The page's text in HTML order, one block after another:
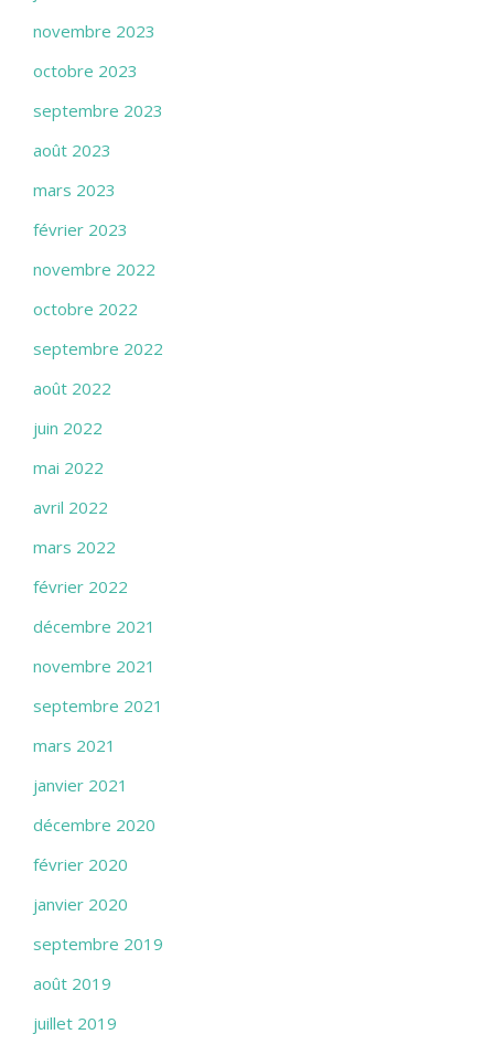
novembre 2023
octobre 2023
septembre 2023
août 2023
mars 2023
février 2023
novembre 2022
octobre 2022
septembre 2022
août 2022
juin 2022
mai 2022
avril 2022
mars 2022
février 2022
décembre 2021
novembre 2021
septembre 2021
mars 2021
janvier 2021
décembre 2020
février 2020
janvier 2020
septembre 2019
août 2019
juillet 2019